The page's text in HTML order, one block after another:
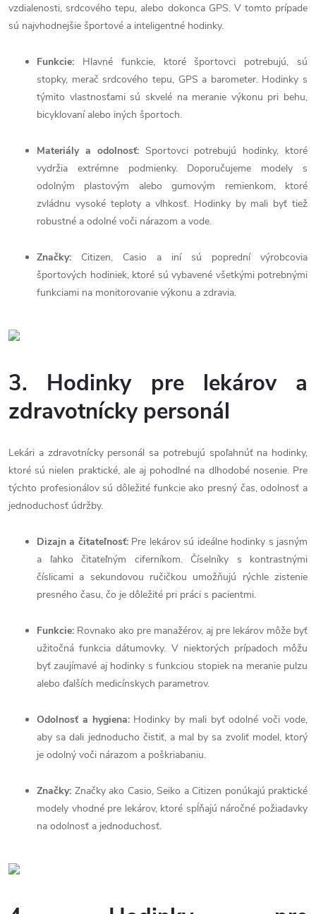
vzdialenosti, srdcového tepu, alebo dokonca GPS. V tomto prípade
sú najvhodnejšie športové a inteligentné hodinky.
Funkcie: Hlavné funkcie, ktoré športovci potrebujú, sú
stopky, merač srdcového tepu, GPS a barometer. Hodinky s
týmito vlastnosťami sú skvelé na meranie výkonu pri behu,
bicyklovaní alebo iných športoch.
Materiály a odolnosť:Sportovci potrebujú hodinky, ktoré
vydržia extrémne podmienky. Doporučujeme modely s
odolným plastovým alebo gumovým remienkom, ktoré
zvládnu vysoké teploty a vlhkosť. Hodinky by mali byť tiež
robustné a odolné voči nárazom a vode.
Značky: Citizen, Casio a iní sú poprední výrobcovia
športových hodiniek, ktoré sú vybavené všetkými potrebnými
funkciami na monitorovanie výkonu a zdravia.
3. Hodinky pre lekárov a
zdravotnícky personál
Lekári a zdravotnícky personál sa potrebujú spoľahnúť na hodinky,
ktoré sú nielen praktické, ale aj pohodlné na dlhodobé nosenie. Pre
týchto profesionálov sú dôležité funkcie ako presný čas, odolnosť a
jednoduchosť údržby.
Dizajn a čitateľnosť:Pre lekárov sú ideálne hodinky s jasným
a ľahko čitateľným ciferníkom. Číselníky s kontrastnými
číslicami a sekundovou ručičkou umožňujú rýchle zistenie
presného času, čo je dôležité pri práci s pacientmi.
Funkcie: Rovnako ako pre manažérov, aj pre lekárov môže byť
užitočná funkcia dátumovky. V niektorých prípadoch môžu
byť zaujímavé aj hodinky s funkciou stopiek na meranie pulzu
alebo ďalších medicínskych parametrov.
Odolnosť a hygiena:Hodinky by mali byť odolné voči vode,
aby sa dali jednoducho čistiť, a mal by sa zvoliť model, ktorý
je odolný voči nárazom a poškriabaniu.
Značky: Značky ako Casio, Seiko a Citizen ponúkajú praktické
modely vhodné pre lekárov, ktoré spĺňajú náročné požiadavky
na odolnosť a jednoduchosť.